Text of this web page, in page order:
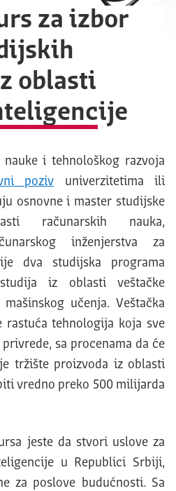
za izbor
oblasti
i tehnološkog razvoja
poziv univerzitetima ili
osnovne i master studijske
računarskih nauka,
inženjerstva za
dva studijska programa
iz oblasti veštačke
učenja. Veštačka
rastuća tehnologija koja sve
sa procenama da će
tržište proizvoda iz oblasti
vredno preko 500 milijarda
jeste da stvori uslove za
u Republici Srbiji,
za poslove budućnosti. Sa